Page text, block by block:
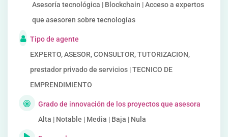
Asesoría tecnológica | Blockchain | Acceso a expertos
que asesoren sobre tecnologías
Tipo de agente
EXPERTO, ASESOR, CONSULTOR, TUTORIZACION,
prestador privado de servicios | TECNICO DE
EMPRENDIMIENTO
Grado de innovación de los proyectos que asesora
Alta | Notable | Media | Baja | Nula